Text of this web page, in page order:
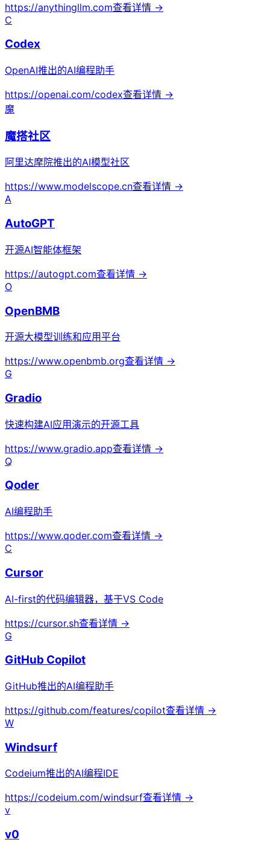
https://anythingllm.com查看详情 →
C
Codex
OpenAI推出的AI编程助手
https://openai.com/codex查看详情 →
魔
魔搭社区
阿里达摩院推出的AI模型社区
https://www.modelscope.cn查看详情 →
A
AutoGPT
开源AI智能体框架
https://autogpt.com查看详情 →
O
OpenBMB
开源大模型训练和应用平台
https://www.openbmb.org查看详情 →
G
Gradio
快速构建AI应用演示的开源工具
https://www.gradio.app查看详情 →
Q
Qoder
AI编程助手
https://www.qoder.com查看详情 →
C
Cursor
AI-first的代码编辑器，基于VS Code
https://cursor.sh查看详情 →
G
GitHub Copilot
GitHub推出的AI编程助手
https://github.com/features/copilot查看详情 →
W
Windsurf
Codeium推出的AI编程IDE
https://codeium.com/windsurf查看详情 →
v
v0